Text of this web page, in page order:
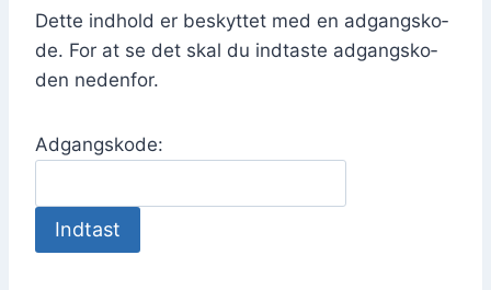
Det­te ind­hold er beskyt­tet med en adgangs­ko­
de. For at se det skal du ind­ta­ste adgangs­ko­
den neden­for.
Adgangs­ko­de: